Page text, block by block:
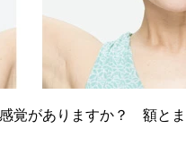
覚がありますか？ 額とま